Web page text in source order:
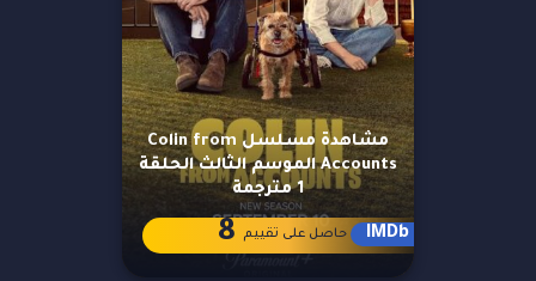
مشاهدة مسلسل Colin from
Accounts الموسم الثالث الحلقة
1 مترجمة
IMDb حاصل على تقييم 8